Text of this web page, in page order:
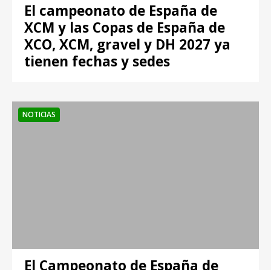
El campeonato de España de
XCM y las Copas de España de
XCO, XCM, gravel y DH 2027 ya
tienen fechas y sedes
NOTICIAS
El Campeonato de España de